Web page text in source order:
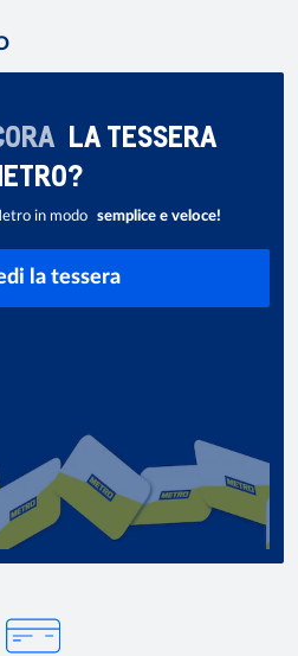
LA TESSERA
in modo semplice e veloce!
la tessera